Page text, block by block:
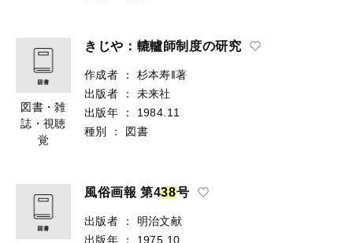
図書・雑
誌・視聴
覚
きじや：轆轤師制度の研究
作成者 ：
杉本寿‖著
出版者
：
未来社
出版年
：
1984.11
種別
： 図書
風俗画報 第438号
出版者 ：
明治文献
出版年
： 1975.10